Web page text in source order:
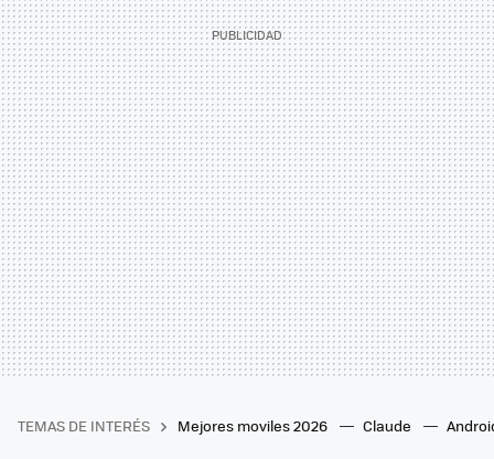
TEMAS DE INTERÉS Mejores moviles 2026 Claude